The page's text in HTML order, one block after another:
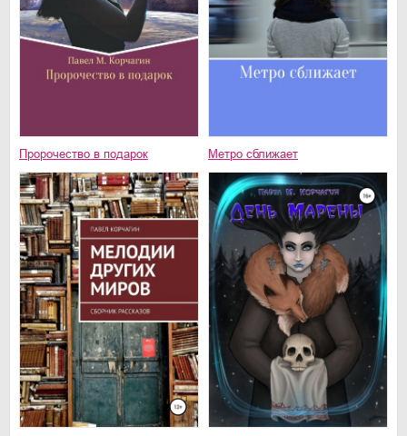
Пророчество в подарок Метро сближает